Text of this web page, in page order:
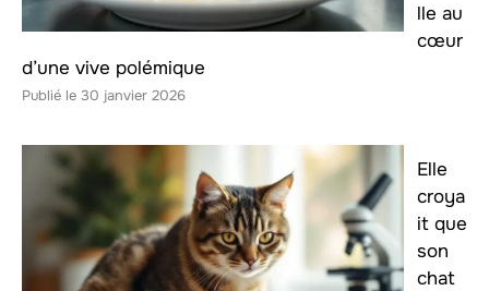
lle au
cœur
d’une vive polémique
30 janvier 2026
Elle
croya
it que
son
chat